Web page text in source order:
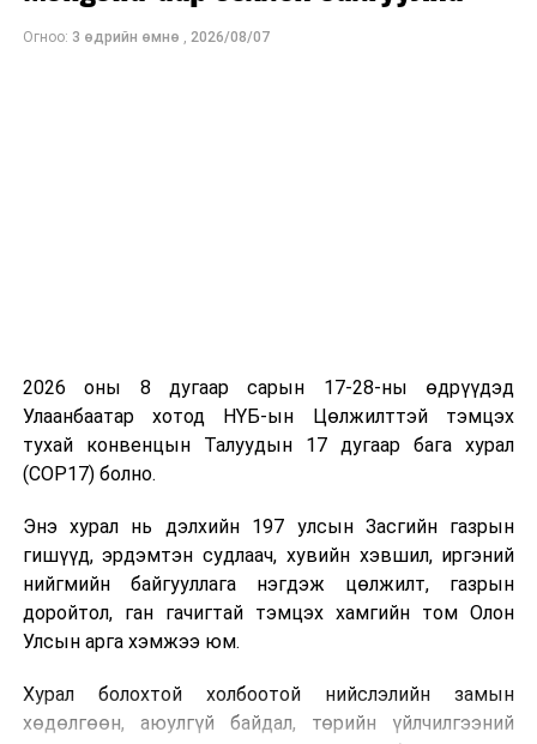
Огноо: 3 өдрийн өмнө , 2026/08/07
2026 оны 8 дугаар сарын 17-28-ны өдрүүдэд
Улаанбаатар хотод НҮБ-ын Цөлжилттэй тэмцэх
тухай конвенцын Талуудын 17 дугаар бага хурал
(COP17) болно.
Энэ хурал нь дэлхийн 197 улсын Засгийн газрын
гишүүд, эрдэмтэн судлаач, хувийн хэвшил, иргэний
нийгмийн байгууллага нэгдэж цөлжилт, газрын
доройтол, ган гачигтай тэмцэх хамгийн том Олон
Улсын арга хэмжээ юм.
Хурал болохтой холбоотой нийслэлийн замын
хөдөлгөөн, аюулгүй байдал, төрийн үйлчилгээний